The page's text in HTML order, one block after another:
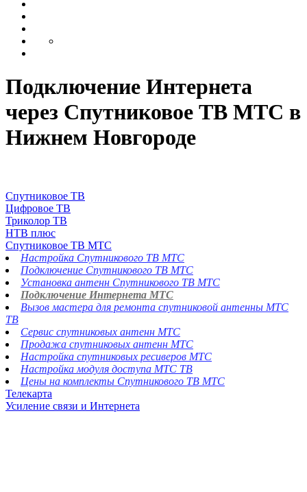
Подключение Интернета
через Спутниковое ТВ МТС в
Нижнем Новгороде
Спутниковое ТВ
Цифровое ТВ
Триколор ТВ
НТВ плюс
Спутниковое ТВ МТС
Настройка Спутникового ТВ МТС
Подключение Спутникового ТВ МТС
Установка антенн Спутникового ТВ МТС
Подключение Интернета МТС
Вызов мастера для ремонта спутниковой антенны МТС
ТВ
Сервис спутниковых антенн МТС
Продажа спутниковых антенн МТС
Настройка спутниковых ресиверов МТС
Настройка модуля доступа МТС ТВ
Цены на комплекты Спутникового ТВ МТС
Телекарта
Усиление связи и Интернета